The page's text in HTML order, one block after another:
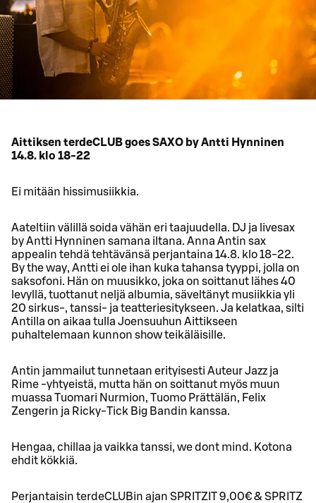
Aittiksen terdeCLUB goes SAXO by Antti Hynninen
14.8. klo 18-22
Ei mitään hissimusiikkia.
Aateltiin välillä soida vähän eri taajuudella. DJ ja livesax
by Antti Hynninen samana iltana. Anna Antin sax
appealin tehdä tehtävänsä perjantaina 14.8. klo 18-22.
By the way, Antti ei ole ihan kuka tahansa tyyppi, jolla on
saksofoni. Hän on muusikko, joka on soittanut lähes 40
levyllä, tuottanut neljä albumia, säveltänyt musiikkia yli
20 sirkus-, tanssi- ja teatteriesitykseen. Ja kelatkaa, silti
Antilla on aikaa tulla Joensuuhun Aittikseen
puhaltelemaan kunnon show teikäläisille.
Antin jammailut tunnetaan erityisesti Auteur Jazz ja
Rime -yhtyeistä, mutta hän on soittanut myös muun
muassa Tuomari Nurmion, Tuomo Prättälän, Felix
Zengerin ja Ricky-Tick Big Bandin kanssa.
Hengaa, chillaa ja vaikka tanssi, we dont mind. Kotona
ehdit kökkiä.
Perjantaisin terdeCLUBin ajan SPRITZIT 9,00€ & SPRITZ